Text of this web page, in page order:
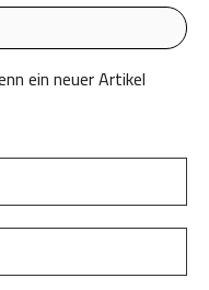
ein neuer Artikel